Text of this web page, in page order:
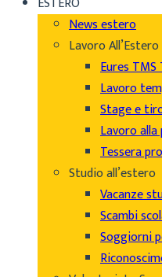
News estero
Lavoro All’Estero
Eures
Lavoro
Stage e
Lavoro alla
Tessera
Studio all’estero
Vacanze
Scambi
Soggiorni